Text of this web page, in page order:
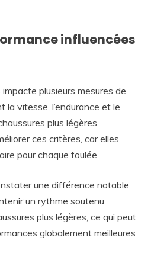
influencées
plusieurs mesures de
vitesse, l’endurance et le
plus légères
ces critères, car elles
pour chaque foulée.
une différence notable
un rythme soutenu
plus légères, ce qui peut
globalement meilleures